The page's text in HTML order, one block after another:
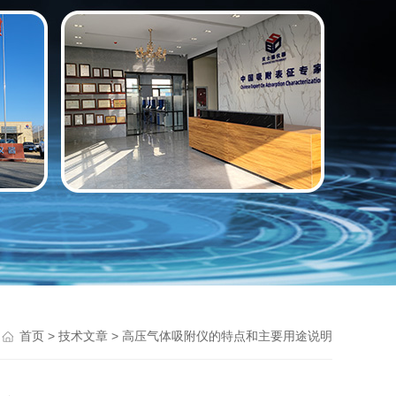
首页 > 技术文章 > 高压气体吸附仪的特点和主要用途说明